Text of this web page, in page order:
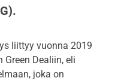
liittyy vuonna 2019
Dealiin, eli
joka on